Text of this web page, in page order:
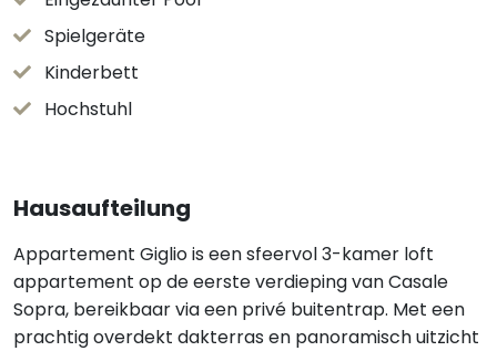
Spielgeräte
Kinderbett
Hochstuhl
Hausaufteilung
Appartement Giglio is een sfeervol 3-kamer loft
appartement op de eerste verdieping van Casale
Sopra, bereikbaar via een privé buitentrap. Met een
prachtig overdekt dakterras en panoramisch uitzicht